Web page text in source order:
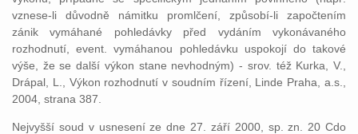
vznese-li důvodně námitku promlčení, způsobí-li započtením
zánik vymáhané pohledávky před vydáním vykonávaného
rozhodnutí, event. vymáhanou pohledávku uspokojí do takové
výše, že se další výkon stane nevhodným) - srov. též Kurka, V.,
Drápal, L., Výkon rozhodnutí v soudním řízení, Linde Praha, a.s.,
2004, strana 387.
Nejvyšší soud v usnesení ze dne 27. září 2000, sp. zn. 20 Cdo